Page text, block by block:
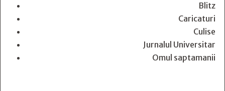
Blitz
Caricaturi
Culise
Jurnalul Universitar
Omul saptamanii